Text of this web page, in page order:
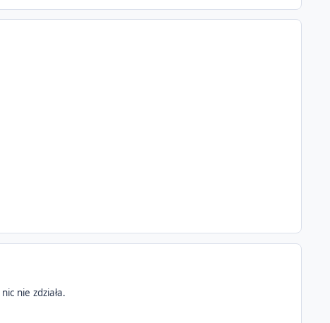
nie zdziała.